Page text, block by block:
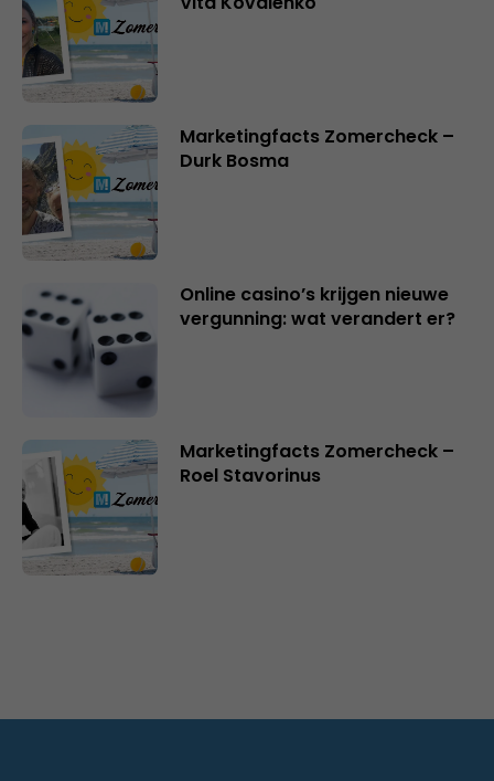
Marketingfacts Zomercheck –
Durk Bosma
Online casino’s krijgen nieuwe
vergunning: wat verandert er?
Marketingfacts Zomercheck –
Roel Stavorinus